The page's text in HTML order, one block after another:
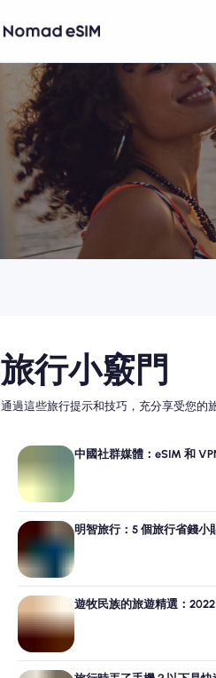
旅行小竅門
通過這些旅行提示和技巧，充分享受您的旅
中國社群媒體：eSIM 和
明智旅行：5 個旅行省錢小
遊牧民族的旅遊精選：2022